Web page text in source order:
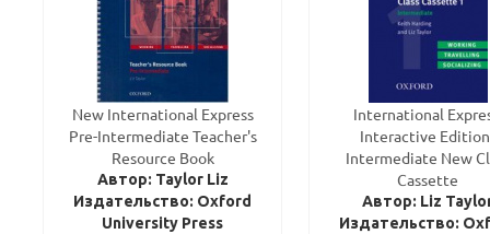
New International Express
Pre-Intermediate Teacher's
Resource Book
Автор: Taylor Liz
Издательство: Oxford
University Press
International
Interactive
Intermediate New
Cassette
Автор: Liz
Издательство: